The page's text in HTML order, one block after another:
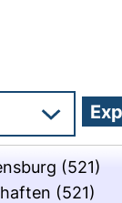
(521)
(521)